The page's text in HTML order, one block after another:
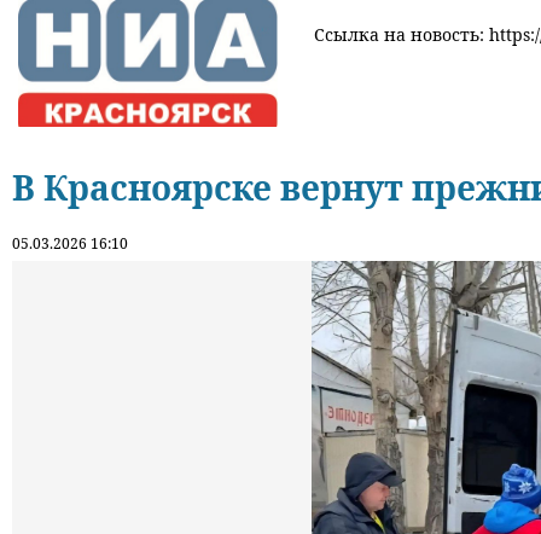
Ссылка на новость:
В Красноярске вернут
05.03.2026 16:10